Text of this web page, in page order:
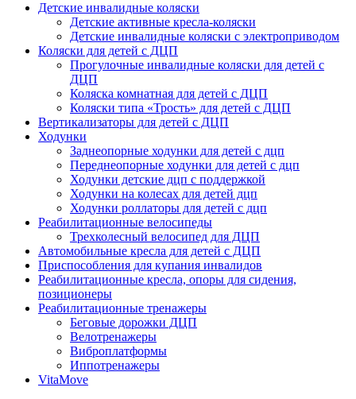
Детские инвалидные коляски
Детские активные кресла-коляски
Детские инвалидные коляски с электроприводом
Коляски для детей с ДЦП
Прогулочные инвалидные коляски для детей с
ДЦП
Коляска комнатная для детей с ДЦП
Коляски типа «Трость» для детей с ДЦП
Вертикализаторы для детей с ДЦП
Ходунки
Заднеопорные ходунки для детей с дцп
Переднеопорные ходунки для детей с дцп
Ходунки детские дцп с поддержкой
Ходунки на колесах для детей дцп
Ходунки роллаторы для детей с дцп
Реабилитационные велосипеды
Трехколесный велосипед для ДЦП
Автомобильные кресла для детей с ДЦП
Приспособления для купания инвалидов
Реабилитационные кресла, опоры для сидения,
позиционеры
Реабилитационные тренажеры
Беговые дорожки ДЦП
Велотренажеры
Виброплатформы
Иппотренажеры
VitaMove